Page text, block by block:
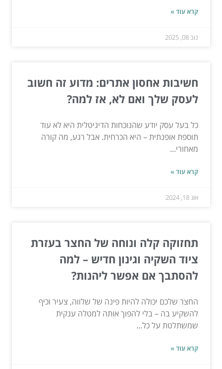
קרא עוד »
נוב 08, 2025
חשיבות אחסון אתרים: מדוע זה חשוב
לעסק שלך ואם לא, אז למה?
כל בעל עסק יודע שהנוכחות הדיגיטלית היא לא עוד
תוספת אופנתית – היא הכרחית. אבל רגע, מה קורה
מאחורי...
קרא עוד »
אוג 18, 2024
תחזוקה קלה ונוחה של החצר בעזרת
ציוד השקיה וגינון חדיש – למה
להסתבך אם אפשר ליהנות?
החצר שלכם יכולה להיות פינה של שלווה, צעיר וכיף
להשקיע בה – בלי להפוך אותה למטלה ענקית
שמשתלטת על כל...
קרא עוד »